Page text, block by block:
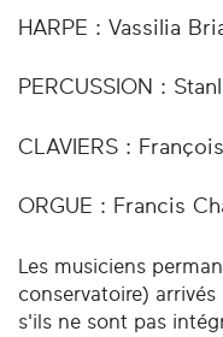
HARPE : Vassilia
PERCUSSION :
CLAVIERS :
ORGUE : Francis
Les musiciens
conservatoire)
s'ils ne sont pas